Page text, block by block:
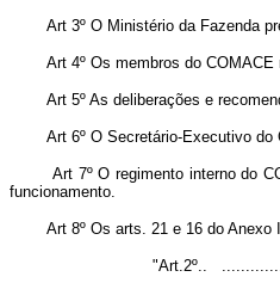
Art 3º O Ministério da Fazenda
Art 4º Os membros do COMACE
Art 5º As deliberações e
Art 6º O Secretário-Executivo do
Art 7º O regimento interno do
funcionamento.
Art 8º Os arts. 21 e 16 do Anexo
"Art.2º..